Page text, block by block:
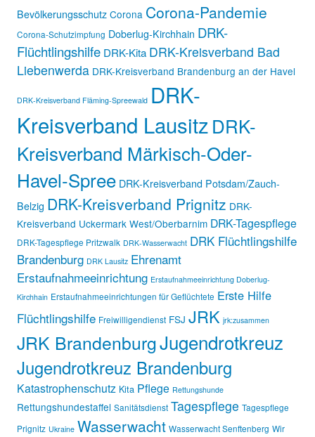
Bevölkerungsschutz Corona Corona-Pandemie
Corona-Schutzimpfung Doberlug-Kirchhain DRK-
Flüchtlingshilfe DRK-Kita DRK-Kreisverband Bad
Liebenwerda DRK-Kreisverband Brandenburg an der Havel
DRK-Kreisverband Fläming-Spreewald DRK-
Kreisverband LausitzDRK-
Kreisverband Märkisch-Oder-
Havel-Spree DRK-Kreisverband Potsdam/Zauch-
Belzig DRK-Kreisverband Prignitz DRK-
Kreisverband Uckermark West/Oberbarnim DRK-Tagespflege
DRK-Tagespflege Pritzwalk DRK-Wasserwacht DRK Flüchtlingshilfe
Brandenburg DRK Lausitz Ehrenamt
Erstaufnahmeeinrichtung Erstaufnahmeeinrichtung Doberlug-
Kirchhain Erstaufnahmeeinrichtungen für Geflüchtete Erste Hilfe
Flüchtlingshilfe Freiwilligendienst FSJ JRK jrk:zusammen
JRK BrandenburgJugendrotkreuz
Jugendrotkreuz Brandenburg
Katastrophenschutz Kita Pflege Rettungshunde
Rettungshundestaffel Sanitätsdienst Tagespflege Tagespflege
Prignitz Ukraine Wasserwacht Wasserwacht Senftenberg Wir